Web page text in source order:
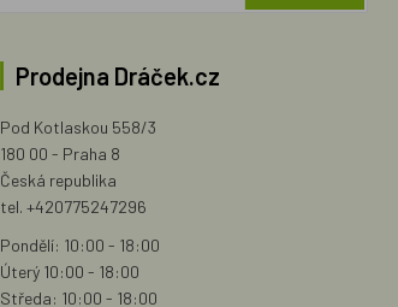
Prodejna Dráček.cz
Pod Kotlaskou 558/3
180 00 - Praha 8
Česká republika
tel. +420775247296
Pondělí: 10:00 - 18:00
Úterý 10:00 - 18:00
Středa: 10:00 - 18:00